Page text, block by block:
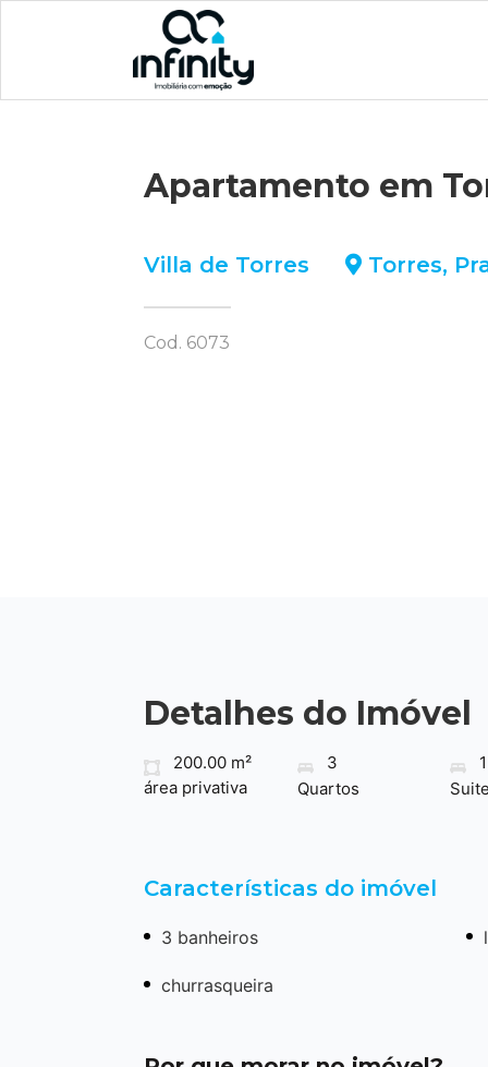
Apartamento em
Villa de Torres Torres,
Cod. 6073
Detalhes do Imóvel
200.00 m²
área privativa
3
Quartos
1
Suite
Características do imóvel
3 banheiros
churrasqueira